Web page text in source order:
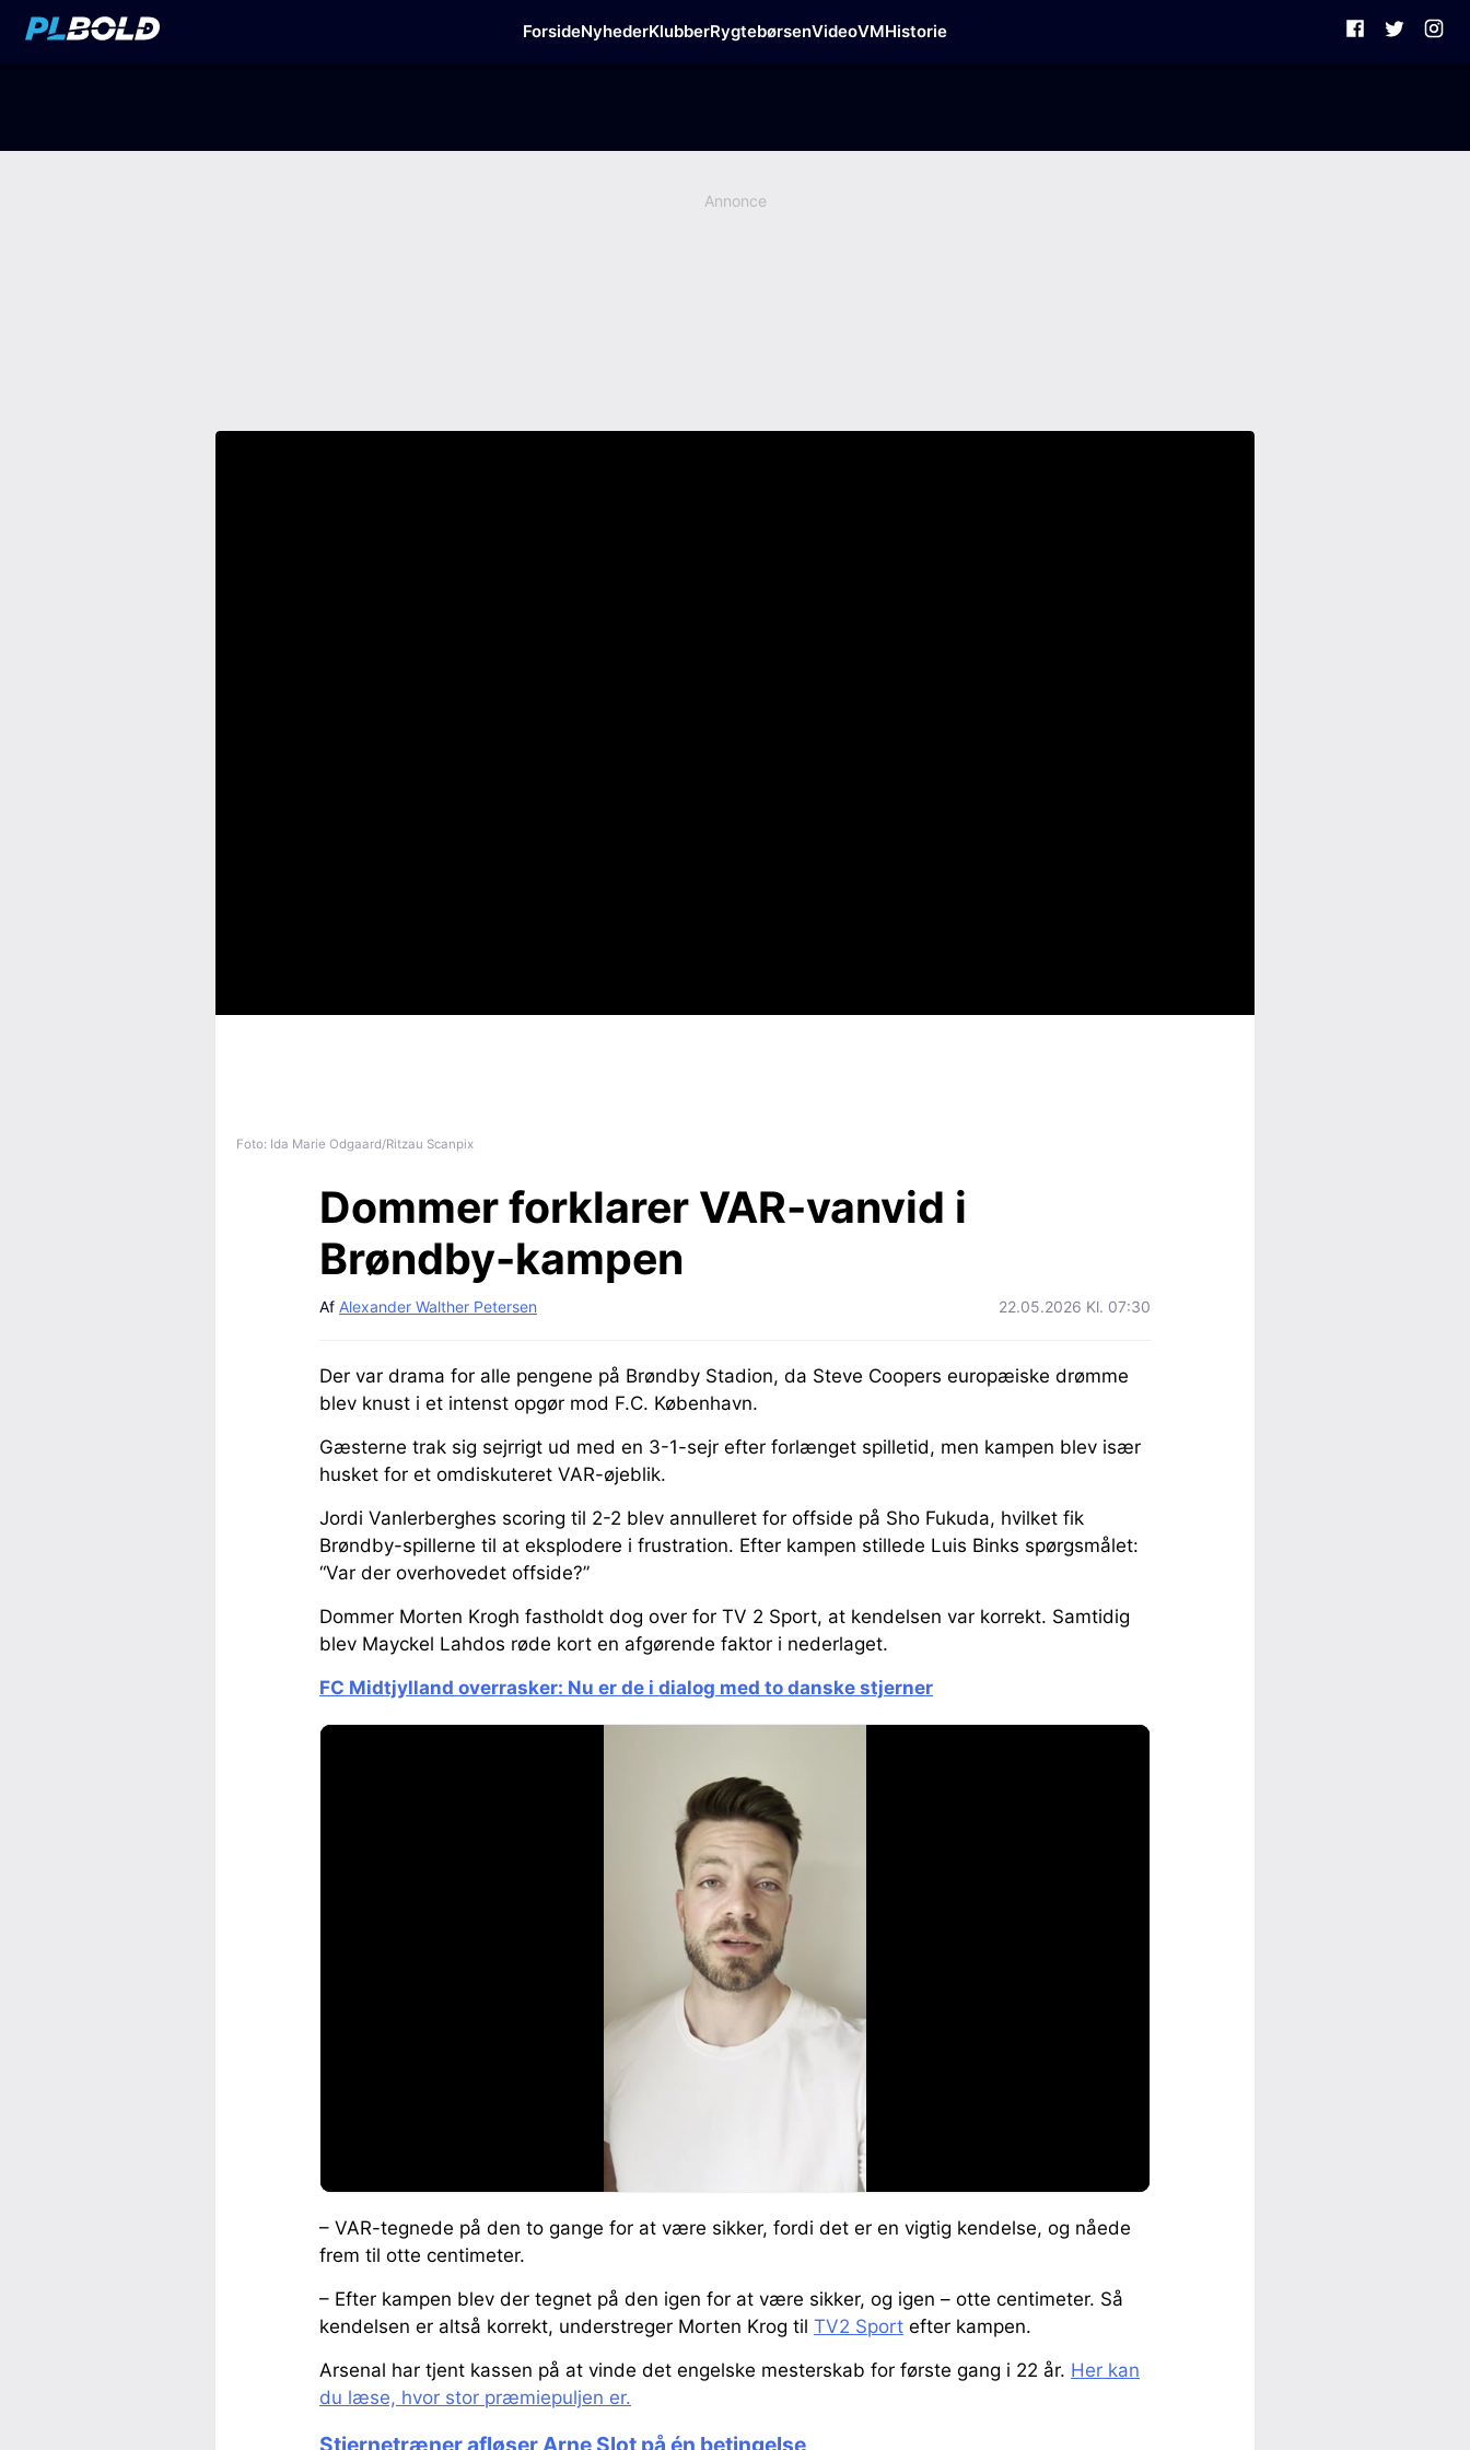
ForsideNyhederKlubberRygtebørsenVideoVMHistorie
Annonce
Foto: Ida Marie Odgaard/Ritzau Scanpix
Dommer forklarer VAR-vanvid i
Brøndby-kampen
Af Alexander Walther Petersen 22.05.2026 Kl. 07:30
Der var drama for alle pengene på Brøndby Stadion, da Steve Coopers europæiske drømme
blev knust i et intenst opgør mod F.C. København.
Gæsterne trak sig sejrrigt ud med en 3-1-sejr efter forlænget spilletid, men kampen blev især
husket for et omdiskuteret VAR-øjeblik.
Jordi Vanlerberghes scoring til 2-2 blev annulleret for offside på Sho Fukuda, hvilket fik
Brøndby-spillerne til at eksplodere i frustration. Efter kampen stillede Luis Binks spørgsmålet:
“Var der overhovedet offside?”
Dommer Morten Krogh fastholdt dog over for TV 2 Sport, at kendelsen var korrekt. Samtidig
blev Mayckel Lahdos røde kort en afgørende faktor i nederlaget.
FC Midtjylland overrasker: Nu er de i dialog med to danske stjerner
– VAR-tegnede på den to gange for at være sikker, fordi det er en vigtig kendelse, og nåede
frem til otte centimeter.
– Efter kampen blev der tegnet på den igen for at være sikker, og igen – otte centimeter. Så
kendelsen er altså korrekt, understreger Morten Krog til TV2 Sport efter kampen.
Arsenal har tjent kassen på at vinde det engelske mesterskab for første gang i 22 år. Her kan
du læse, hvor stor præmiepuljen er.
Stjernetræner afløser Arne Slot på én betingelse